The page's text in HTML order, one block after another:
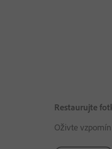
Restaurujte
Oživte